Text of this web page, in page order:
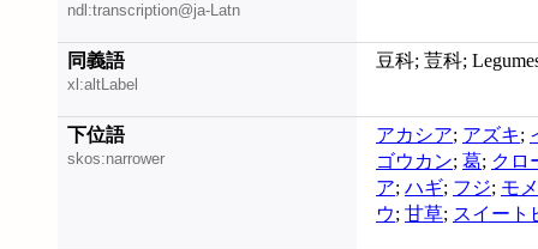
ndl:transcription@ja-Latn
同義語
xl:altLabel
豆科; 荳科;
下位語
skos:narrower
アカシア; アズキ;
ゴウカン; 葛; クロ
ア; ハギ; フジ; モ
ウ; 甘草; スイート